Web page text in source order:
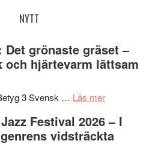
NYTT
grönaste gräset –
hjärtevarm lättsam
3 Svensk … Läs merom
Det
grönaste
Festival 2026 – I
vidsträckta